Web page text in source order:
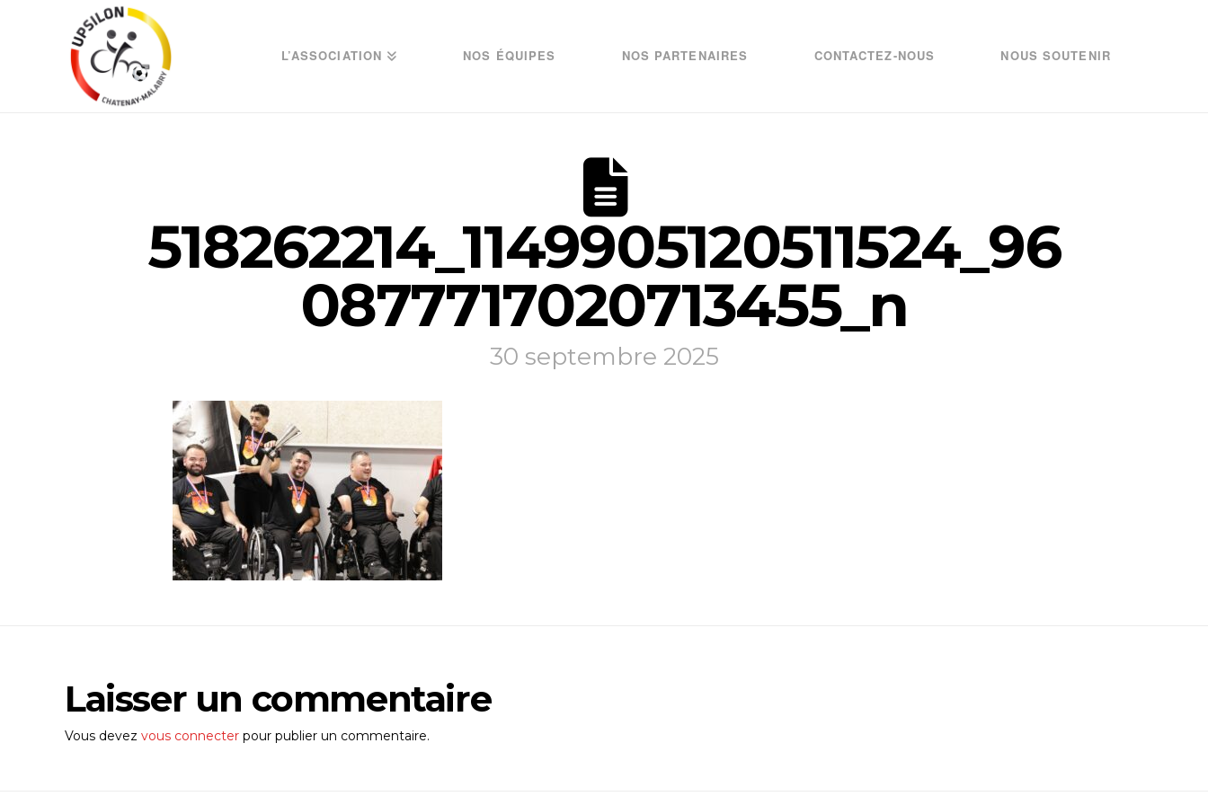
L’ASSOCIATION NOS ÉQUIPES NOS PARTENAIRES CONTACTEZ-NOUS NOUS SOUTENIR
518262214_1149905120511524_96
0877717020713455_n
30 septembre 2025
Laisser un commentaire
Vous devez vous connecter pour publier un commentaire.